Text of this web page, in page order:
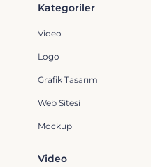
Kategoriler
Video
Logo
Grafik Tasarım
Web Sitesi
Mockup
Video